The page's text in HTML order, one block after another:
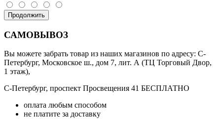
Продолжить
САМОВЫВОЗ
Вы можете забрать товар из наших магазинов по адресу: С-
Петербург, Московское ш., дом 7, лит. А (ТЦ Торговый Двор,
1 этаж),
С-Петербург, проспект Просвещения 41 БЕСПЛАТНО
оплата любым способом
не платите за доставку